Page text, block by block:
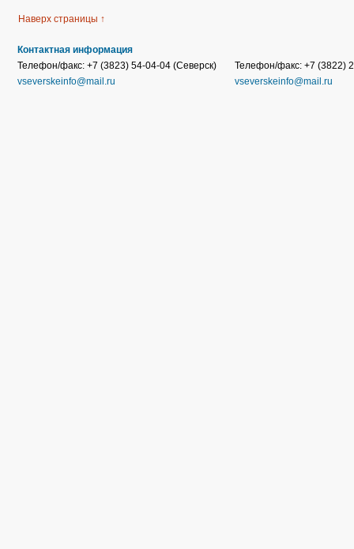
Наверх страницы ↑
Контактная информация
Телефон/факс: +7 (3823) 54-04-04 (Северск)
vseverskeinfo@mail.ru
Телефон/факс: +7 (3822)
vseverskeinfo@mail.ru